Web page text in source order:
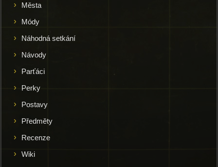
Města
Módy
Náhodná setkání
Návody
Parťáci
Perky
Postavy
Předměty
Recenze
Wiki